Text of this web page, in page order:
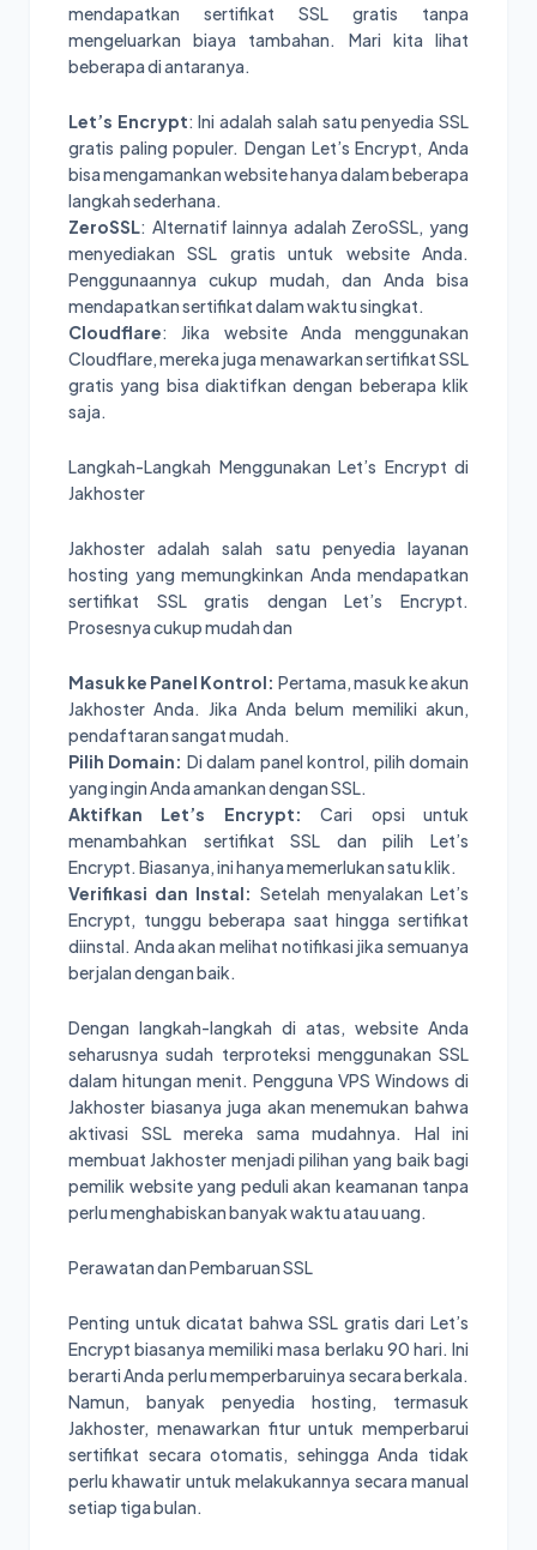
mendapatkan sertifikat SSL gratis tanpa
mengeluarkan biaya tambahan. Mari kita lihat
beberapa di antaranya.
Let’s Encrypt: Ini adalah salah satu penyedia SSL
gratis paling populer. Dengan Let’s Encrypt, Anda
bisa mengamankan website hanya dalam beberapa
langkah sederhana.
ZeroSSL: Alternatif lainnya adalah ZeroSSL, yang
menyediakan SSL gratis untuk website Anda.
Penggunaannya cukup mudah, dan Anda bisa
mendapatkan sertifikat dalam waktu singkat.
Cloudflare: Jika website Anda menggunakan
Cloudflare, mereka juga menawarkan sertifikat SSL
gratis yang bisa diaktifkan dengan beberapa klik
saja.
Langkah-Langkah Menggunakan Let’s Encrypt di
Jakhoster
Jakhoster adalah salah satu penyedia layanan
hosting yang memungkinkan Anda mendapatkan
sertifikat SSL gratis dengan Let’s Encrypt.
Prosesnya cukup mudah dan
Masuk ke Panel Kontrol: Pertama, masuk ke akun
Jakhoster Anda. Jika Anda belum memiliki akun,
pendaftaran sangat mudah.
Pilih Domain: Di dalam panel kontrol, pilih domain
yang ingin Anda amankan dengan SSL.
Aktifkan Let’s Encrypt:
Cari opsi untuk
menambahkan sertifikat SSL dan pilih Let’s
Encrypt. Biasanya, ini hanya memerlukan satu klik.
Verifikasi dan Instal: Setelah menyalakan Let’s
Encrypt, tunggu beberapa saat hingga sertifikat
diinstal. Anda akan melihat notifikasi jika semuanya
berjalan dengan baik.
Dengan langkah-langkah di atas, website Anda
seharusnya sudah terproteksi menggunakan SSL
dalam hitungan menit. Pengguna VPS Windows di
Jakhoster biasanya juga akan menemukan bahwa
aktivasi SSL mereka sama mudahnya. Hal ini
membuat Jakhoster menjadi pilihan yang baik bagi
pemilik website yang peduli akan keamanan tanpa
perlu menghabiskan banyak waktu atau uang.
Perawatan dan Pembaruan SSL
Penting untuk dicatat bahwa SSL gratis dari Let’s
Encrypt biasanya memiliki masa berlaku 90 hari. Ini
berarti Anda perlu memperbaruinya secara berkala.
Namun, banyak penyedia hosting, termasuk
Jakhoster, menawarkan fitur untuk memperbarui
sertifikat secara otomatis, sehingga Anda tidak
perlu khawatir untuk melakukannya secara manual
setiap tiga bulan.